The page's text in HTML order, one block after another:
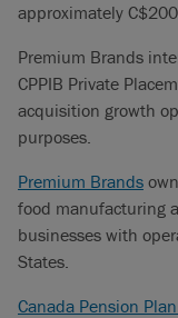
approximately
Premium Brands
CPPIB Private
acquisition growth
purposes.
Premium Brands
food manufacturing
businesses with
States.
Canada Pension